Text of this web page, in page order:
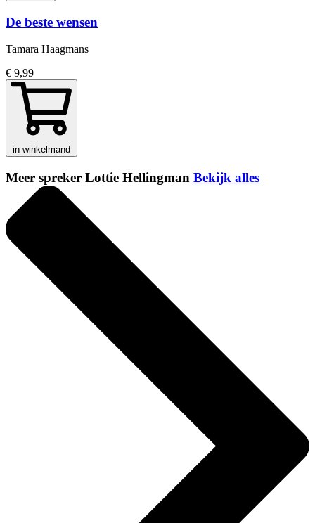
De beste wensen
Tamara Haagmans
€ 9,99
in winkelmand
Meer spreker Lottie Hellingman Bekijk alles